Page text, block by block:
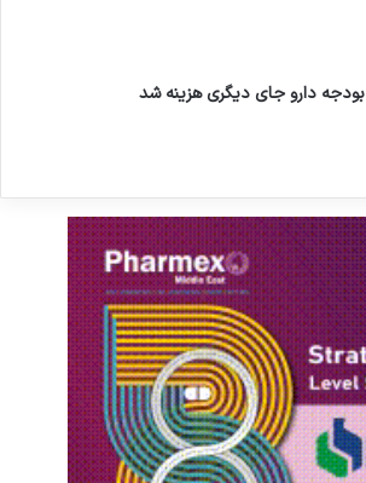
بودجه دارو جای دیگری هزینه شد